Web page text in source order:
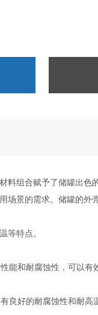
组合赋予了储罐出色
场景的需求。储罐的外
等特点。
能和耐腐蚀性，可以有
良好的耐腐蚀性和耐高